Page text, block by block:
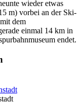
wieder etwas
m) vorbei an der Ski-
dem
einmal 14 km in
endet.